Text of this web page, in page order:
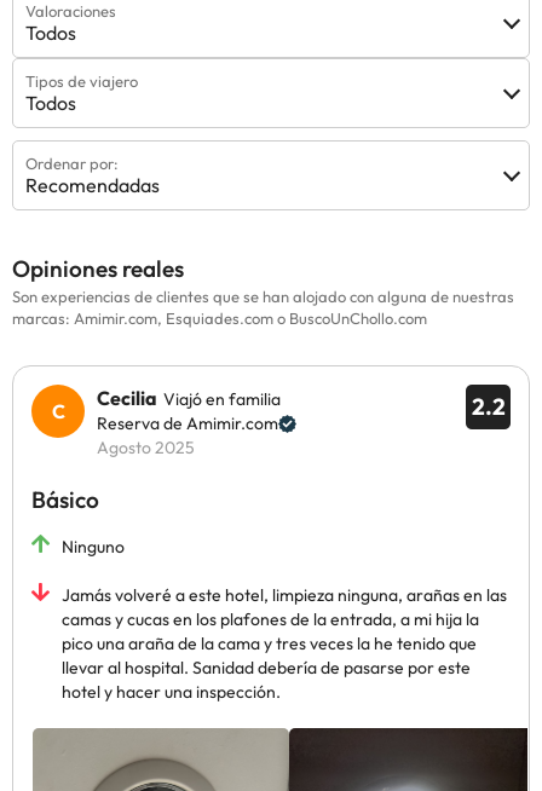
Valoraciones
Todos
Tipos de viajero
Todos
Ordenar por:
Recomendadas
Opiniones reales
Son experiencias de clientes que se han alojado con alguna de nuestras
marcas: Amimir.com, Esquiades.com o BuscoUnChollo.com
2.2
Cecilia Viajó en familia
Reserva de Amimir.com
Agosto 2025
Básico
Ninguno
Jamás volveré a este hotel, limpieza ninguna, arañas en las
camas y cucas en los plafones de la entrada, a mi hija la
pico una araña de la cama y tres veces la he tenido que
llevar al hospital. Sanidad debería de pasarse por este
hotel y hacer una inspección.